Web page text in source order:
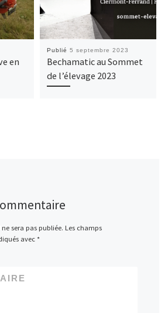
en
Publié 5 septembre 2023
Bechamatic au Sommet
de l’élevage 2023
sera pas publiée. Les champs
avec *